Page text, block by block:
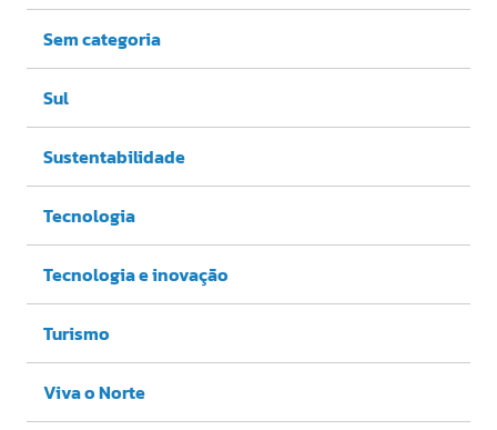
Sem categoria
Sul
Sustentabilidade
Tecnologia
Tecnologia e inovação
Turismo
Viva o Norte